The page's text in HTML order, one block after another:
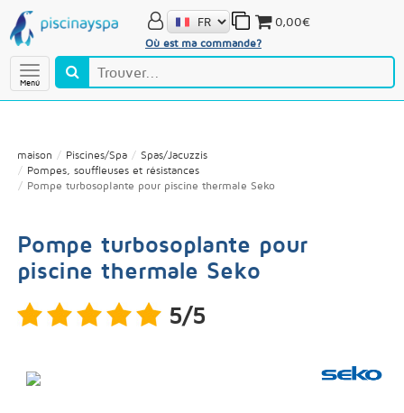
Menú
Où est ma commande?
0,00€
maison Piscines/Spa
Spas/Jacuzzis
Pompes, souffleuses et résistances
Pompe turbosoplante pour piscine thermale Seko
Pompe turbosoplante pour
piscine thermale Seko
5/5